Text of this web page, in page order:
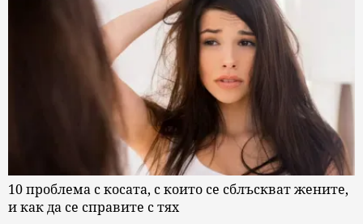
10 проблема с косата, с които се сблъскват жените,
и как да се справите с тях